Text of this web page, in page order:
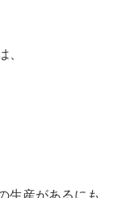
、
生産があるにも